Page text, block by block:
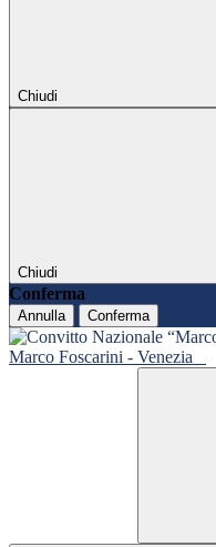
Chiudi
Chiudi
Conferma
Annulla Conferma
Marco Foscarini - Venezia